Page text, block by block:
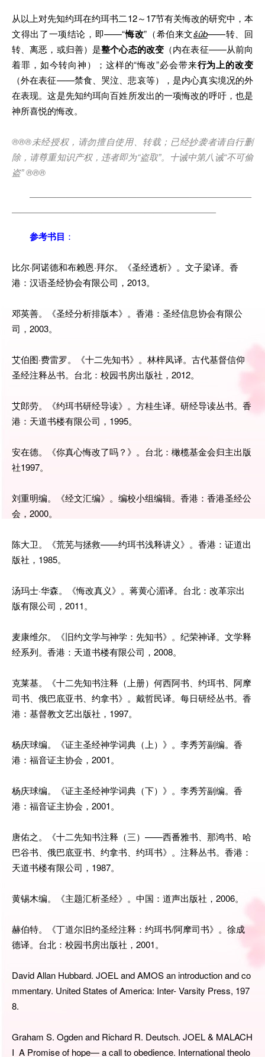
从以上对先知约珥在约珥书二12～17节有关悔改的研究中，本
文得出了一项结论，即——“悔改”（希伯来文šûb——转、回
转、离恶，或归善）是整个心态的改变 （内在表征——从前向
着罪，如今转向神）；这样的“悔改”必会带来行为上的改变
（外在表征——禁食、哭泣、悲哀等），是内心真实境况的外
在表现。这是先知约珥向百姓所发出的一项悔改的呼吁，也是
神所喜悦的悔改。
®®®未经授权，请勿擅自使用、转载；已经抄袭者请自行删
除，请尊重知识产权，违者即为“盗取”。十诫中第八诫“不可偷
盗” ®®®
—————————————————————————
———————————————————————
参考书目 ：
比尔·阿诺德和布赖恩·拜尔。《圣经透析》。文子梁译。香
港：汉语圣经协会有限公司，2013。
邓英善。《圣经分析排版本》。香港：圣经信息协会有限公
司，2003。
艾伯图·费雷罗。《十二先知书》。林梓凤译。古代基督信仰
圣经注释丛书。台北：校园书房出版社，2012。
艾郎劳。《约珥书研经导读》。方桂生译。研经导读丛书。香
港：天道书楼有限公司，1995。
安在德。《你真心悔改了吗？》。台北：橄榄基金会归主出版
社1997。
刘重明编。《经文汇编》。编校小组编辑。香港：香港圣经公
会，2000。
陈大卫。《荒芜与拯救——约珥书浅释讲义》。香港：证道出
版社，1985。
汤玛士·华森。《悔改真义》。蒋黄心湄译。台北：改革宗出
版有限公司，2011。
麦康维尔。《旧约文学与神学：先知书》。纪荣神译。文学释
经系列。香港：天道书楼有限公司，2008。
克莱基。《十二先知书注释（上册）何西阿书、约珥书、阿摩
司书、俄巴底亚书、约拿书》。戴哲民译。每日研经丛书。香
港：基督教文艺出版社，1997。
杨庆球编。《证主圣经神学词典（上）》。李秀芳副编。香
港：福音证主协会，2001。
杨庆球编。《证主圣经神学词典（下）》。李秀芳副编。香
港：福音证主协会，2001。
唐佑之。《十二先知书注释（三）——西番雅书、那鸿书、哈
巴谷书、俄巴底亚书、约拿书、约珥书》。注释丛书。香港：
天道书楼有限公司，1987。
黄锡木编。《主题汇析圣经》。中国：道声出版社，2006。
赫伯特。《丁道尔旧约圣经注释：约珥书/阿摩司书》。徐成
德译。台北：校园书房出版社，2001。
David Allan Hubbard. JOEL and AMOS an introduction and co
mmentary. United States of America: Inter- Varsity Press, 197
8.
Graham S. Ogden and Richard R. Deutsch. JOEL & MALACH
I_A Promise of hope— a call to obedience. International theolo